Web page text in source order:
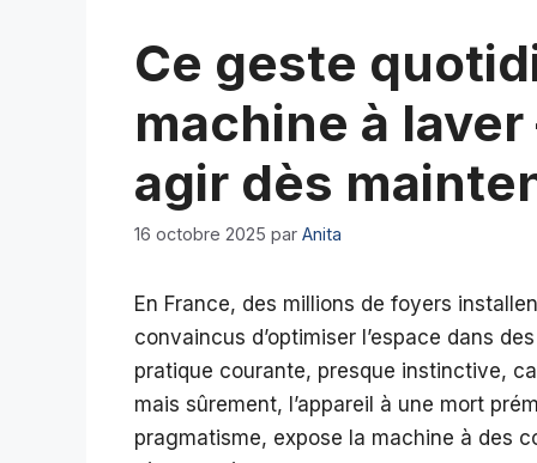
Ce geste
machine à
agir dès
16 octobre 2025 par Anita
En France, des millions de foyers
convaincus d’optimiser l’espace dans
pratique courante, presque instinctive,
mais sûrement, l’appareil à une mort
pragmatisme, expose la machine à des